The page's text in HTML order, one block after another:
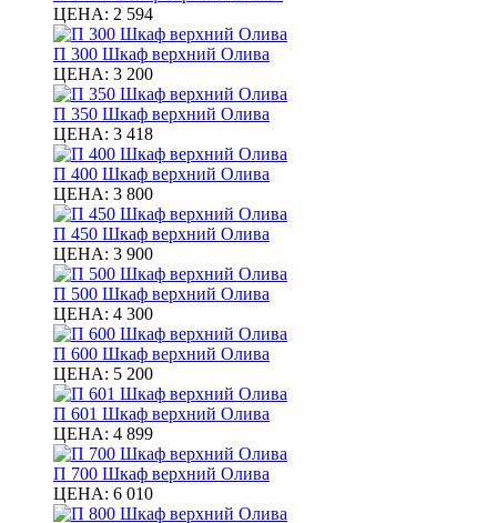
ЦЕНА: 2 594
П 300 Шкаф верхний Олива
ЦЕНА: 3 200
П 350 Шкаф верхний Олива
ЦЕНА: 3 418
П 400 Шкаф верхний Олива
ЦЕНА: 3 800
П 450 Шкаф верхний Олива
ЦЕНА: 3 900
П 500 Шкаф верхний Олива
ЦЕНА: 4 300
П 600 Шкаф верхний Олива
ЦЕНА: 5 200
П 601 Шкаф верхний Олива
ЦЕНА: 4 899
П 700 Шкаф верхний Олива
ЦЕНА: 6 010